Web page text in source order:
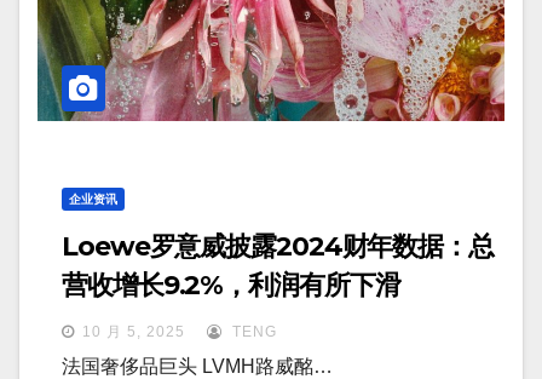
企业资讯
Loewe罗意威披露2024财年数据：总
营收增长9.2%，利润有所下滑
10 月 5, 2025 TENG
法国奢侈品巨头 LVMH路威酩…